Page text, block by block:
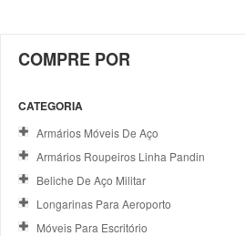
COMPRE POR
CATEGORIA
Armários Móveis De Aço
Armários Roupeiros Linha Pandin
Beliche De Aço Militar
Longarinas Para Aeroporto
Móveis Para Escritório